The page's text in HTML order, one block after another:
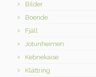
Bilder
Boende
Fjäll
Jotunheimen
Kebnekaise
Klättring